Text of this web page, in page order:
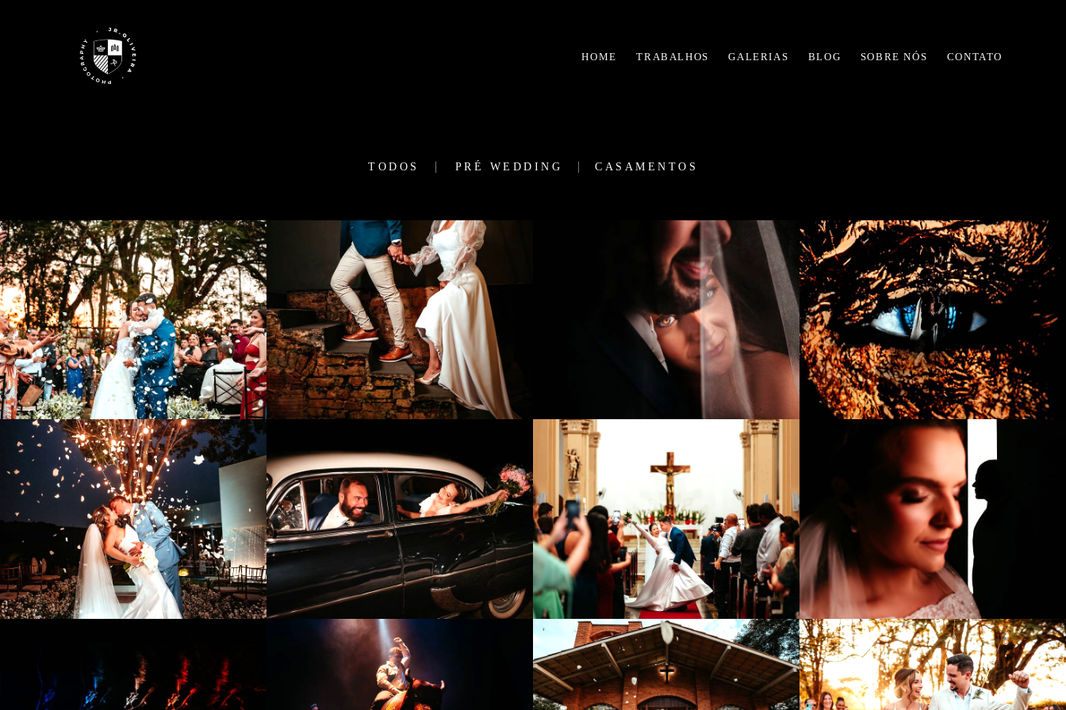
HOME TRABALHOS GALERIAS BLOG SOBRE NÓS CONTATO
TODOS PRÉ WEDDING CASAMENTOS
960 0 1023 1 1006 0 1010 0
1213 2 0 932 1 1586 0